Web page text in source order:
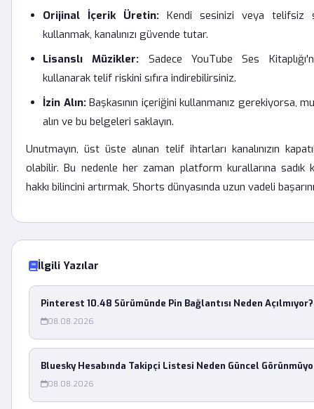
Orijinal İçerik Üretin: Kendi sesinizi veya telifsiz
kullanmak, kanalınızı güvende tutar.
Lisanslı Müzikler: Sadece YouTube Ses
kullanarak telif riskini sıfıra indirebilirsiniz.
İzin Alın:Başkasının içeriğini kullanmanız gerekiyorsa,
alın ve bu belgeleri saklayın.
Unutmayın, üst üste alınan telif ihtarları kanalınızın
olabilir. Bu nedenle her zaman platform kurallarına sadık
hakkı bilincini artırmak, Shorts dünyasında uzun vadeli
İlgili Yazılar
Pinterest 10.48 Sürümünde Pin Bağlantısı Neden Açılmıyor?
08.08.2026
Bluesky Hesabında Takipçi Listesi Neden Güncel
08.08.2026